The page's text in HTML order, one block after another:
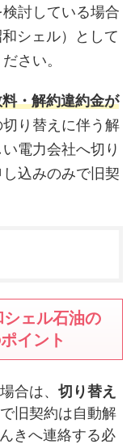
討している場合
シェル）として
さい。
・解約違約金が
り替えに伴う解
電力会社へ切り
込みのみで旧契
ェル石油の
イント
合は、 切り替え
で旧契約は自動解
きへ連絡する必